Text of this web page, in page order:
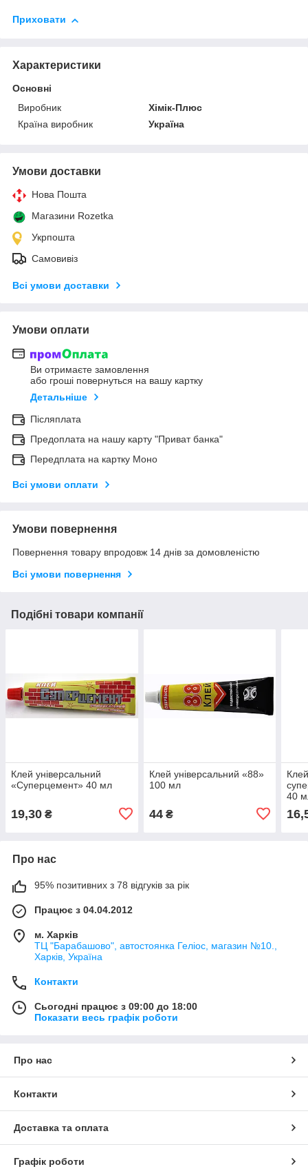
Приховати
Характеристики
Основні
Виробник
Хімік-Плюс
Країна виробник
Україна
Умови доставки
Нова Пошта
Магазини Rozetka
Укрпошта
Самовивіз
Всі умови доставки
Умови оплати
Ви отримаєте замовлення
або гроші повернуться на вашу картку
Детальніше
Післяплата
Предоплата на нашу карту "Приват банка"
Передплата на картку Моно
Всі умови оплати
Умови повернення
Повернення товару впродовж 14 днів за домовленістю
Всі умови повернення
Подібні товари компанії
Клей універсальний
«Суперцемент» 40 мл
19,30 ₴
Клей універсальний «88»
100 мл
44₴
40
Про нас
95% позитивних з 78 відгуків за рік
Працює з 04.04.2012
м. Харків
ТЦ "Барабашово", автостоянка Геліос, магазин №10.,
Харків, Україна
Контакти
Сьогодні працює з 09:00 до 18:00
Показати весь графік роботи
Про нас
Контакти
Доставка та оплата
Графік роботи